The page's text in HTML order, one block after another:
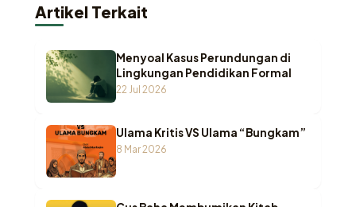
Artikel Terkait
Menyoal Kasus Perundungan di
Lingkungan Pendidikan Formal
22 Jul 2026
Ulama Kritis VS Ulama “Bungkam”
8 Mar 2026